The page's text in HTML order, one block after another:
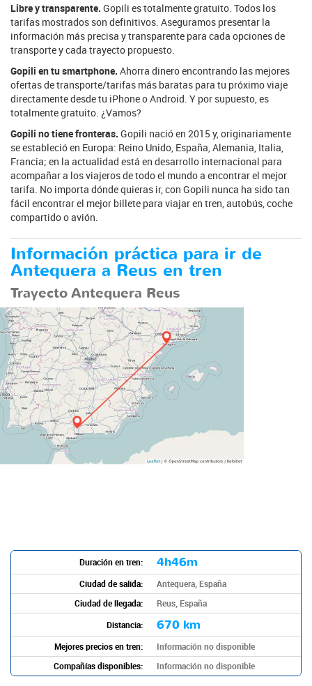
Libre y transparente. Gopili es totalmente gratuito. Todos los
tarifas mostrados son definitivos. Aseguramos presentar la
información más precisa y transparente para cada opciones de
transporte y cada trayecto propuesto.
Gopili en tu smartphone. Ahorra dinero encontrando las mejores
ofertas de transporte/tarifas más baratas para tu próximo viaje
directamente desde tu iPhone o Android. Y por supuesto, es
totalmente gratuito. ¿Vamos?
Gopili no tiene fronteras. Gopili nació en 2015 y, originariamente
se estableció en Europa: Reino Unido, España, Alemania, Italia,
Francia; en la actualidad está en desarrollo internacional para
acompañar a los viajeros de todo el mundo a encontrar el mejor
tarifa. No importa dónde quieras ir, con Gopili nunca ha sido tan
fácil encontrar el mejor billete para viajar en tren, autobús, coche
compartido o avión.
Información práctica para ir de
Antequera a Reus en tren
Trayecto Antequera Reus
Duración en tren: 4h46m
Ciudad de salida:
Antequera, España
Ciudad de llegada:
Reus, España
Distancia:
670 km
Mejores precios en tren:
Información no disponible
Compañías disponibles:
Información no disponible